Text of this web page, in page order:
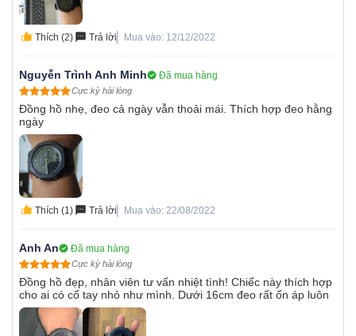
Thích (2) Trả lời Mua vào: 12/12/2022
Nguyễn Trình Anh Minh Đã mua hàng
Cực kỳ hài lòng
Đồng hồ nhẹ, đeo cả ngày vẫn thoải mái. Thích hợp đeo hằng
ngày
Thích (1) Trả lời Mua vào: 22/08/2022
Anh An Đã mua hàng
Cực kỳ hài lòng
Đồng hồ đẹp, nhân viên tư vấn nhiệt tình! Chiếc này thích hợp
cho ai có cổ tay nhỏ như mình. Dưới 16cm đeo rất ổn áp luôn